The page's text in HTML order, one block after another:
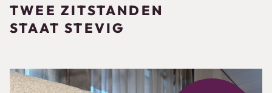
TWEE ZITSTANDEN
STAAT STEVIG